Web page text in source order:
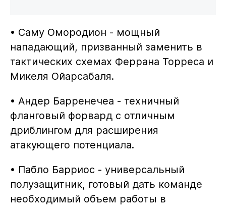
• Саму Омородион - мощный
нападающий, призванный заменить в
тактических схемах Феррана Торреса и
Микеля Ойарсабаля.
• Андер Барренечеа - техничный
фланговый форвард с отличным
дриблингом для расширения
атакующего потенциала.
• Пабло Барриос - универсальный
полузащитник, готовый дать команде
необходимый объем работы в